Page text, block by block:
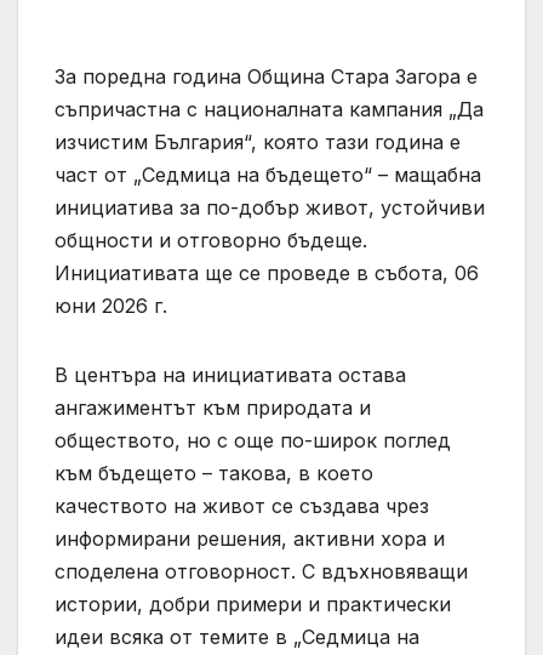
За поредна година Община Стара Загора е
съпричастна с националната кампания „Да
изчистим България“, която тази година е
част от „Седмица на бъдещето“ – мащабна
инициатива за по-добър живот, устойчиви
общности и отговорно бъдеще.
Инициативата ще се проведе в събота, 06
юни 2026 г.
В центъра на инициативата остава
ангажиментът към природата и
обществото, но с още по-широк поглед
към бъдещето – такова, в което
качеството на живот се създава чрез
информирани решения, активни хора и
споделена отговорност. С вдъхновяващи
истории, добри примери и практически
идеи всяка от темите в „Седмица на